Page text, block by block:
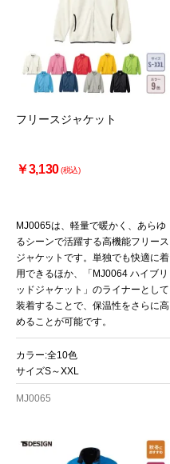
フリースジャケット
￥3,130(税込)
MJ0065は、軽量で暖かく、あらゆ
るシーンで活躍する高機能フリース
ジャケットです。単独でも快適に着
用できるほか、「MJ0064 ハイブリ
ッドジャケット」のライナーとして
装着することで、保温性をさらに高
めることが可能です。
カラー:全10色
サイズS～XXL
MJ0065